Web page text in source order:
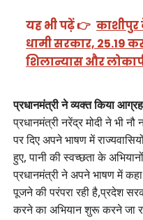
यह भी पढ़ें 👉 काशीपुर
धामी सरकार, 25.19
शिलान्यास और
प्रधानमंत्री ने व्यक्त किया आग्रह
प्रधानमंत्री नरेंद्र मोदी ने भी
पर दिए अपने भाषण में
हुए, पानी की स्वच्छता के
प्रधानमंत्री ने अपने भाषण में
पूजने की परंपरा रही है,प्रदेश
करने का अभियान शुरू करने जा